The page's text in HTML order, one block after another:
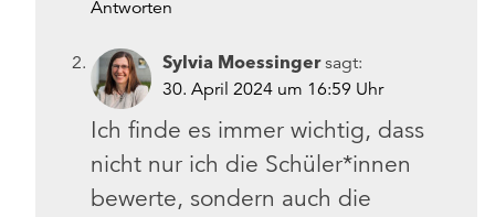
Antworten
Sylvia Moessinger sagt:
30. April 2024 um 16:59 Uhr
Ich finde es immer wichtig, dass
nicht nur ich die Schüler*innen
bewerte, sondern auch die